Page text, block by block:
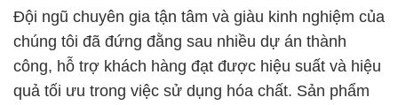
Đội ngũ chuyên gia tận tâm và giàu kinh nghiệm của
chúng tôi đã đứng đằng sau nhiều dự án thành
công, hỗ trợ khách hàng đạt được hiệu suất và hiệu
quả tối ưu trong việc sử dụng hóa chất. Sản phẩm